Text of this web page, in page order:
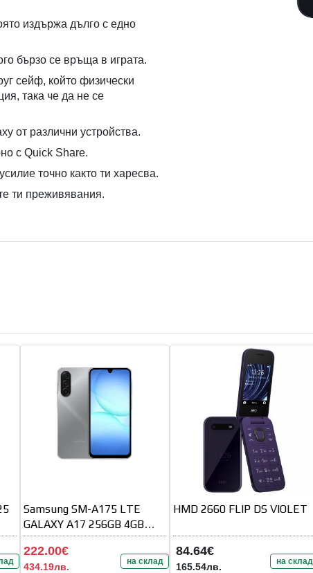
издържа дълго с едно
бързо се връща в играта.
сейф, който физически
така че да не се
от различни устройства.
с Quick Share.
точно както ти харесва.
ти преживявания.
Samsung SM-A175 LTE
GALAXY A17 256GB 4GB
Grey
222.00€
434.19лв. на склад
HMD 2660 FLIP DS VIOLET
84.64€
165.54лв. на склад